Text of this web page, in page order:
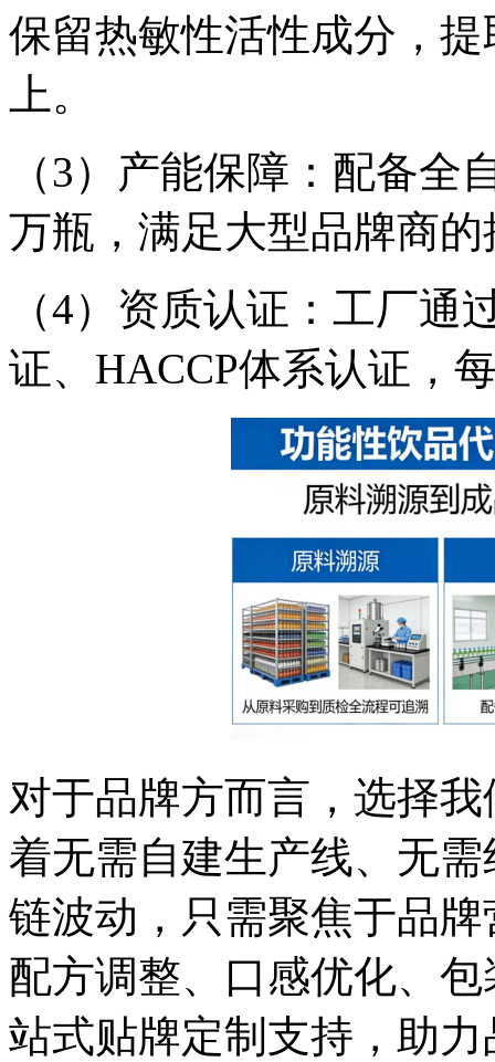
保留热敏性活性成分，
上。
（3）产能保障：配备全
万瓶，满足大型品牌商
（4）资质认证：工厂通
证、HACCP体系认证，
对于品牌方而言，选择
着无需自建生产线、无
链波动，只需聚焦于品
配方调整、口感优化、
站式贴牌定制支持，助